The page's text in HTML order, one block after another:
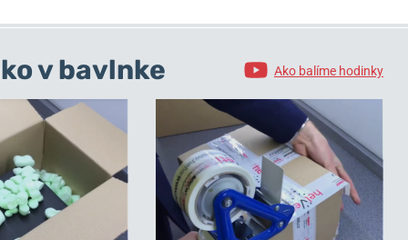
Ako balíme hodinky
v bavlnke